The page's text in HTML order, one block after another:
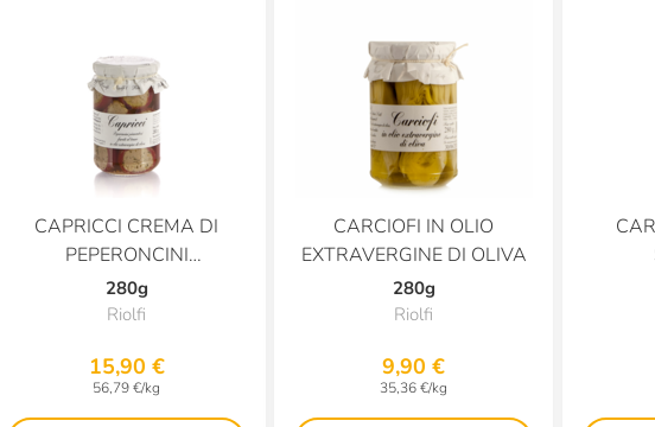
CAPRICCI CREMA DI
PEPERONCINI
PIEMONTESI CON TONNO
E ACCIUGHE
280g
Riolfi
15,90 €
56,79 €/kg
CARCIOFI IN OLIO
EXTRAVERGINE DI OLIVA
280g
Riolfi
9,90 €
35,36 €/kg